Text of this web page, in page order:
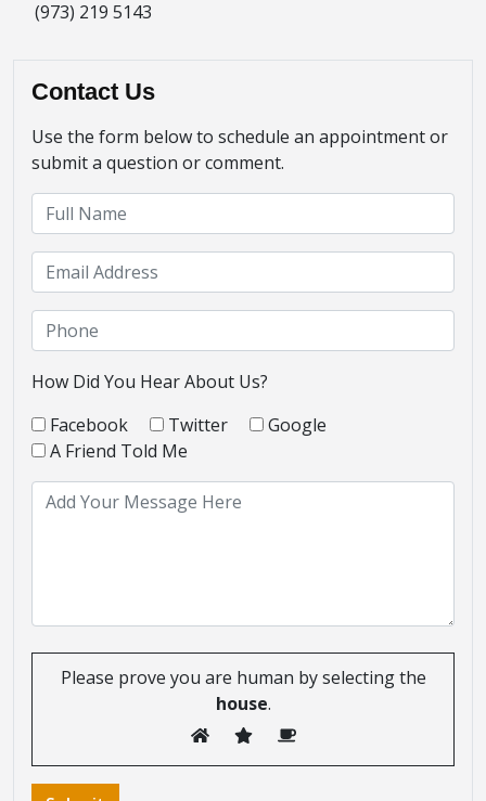
(973) 219 5143
Contact Us
Use the form below to schedule an appointment or
submit a question or comment.
How Did You Hear About Us?
Facebook
Twitter
Google
A Friend Told Me
Please prove you are human by selecting the
house.